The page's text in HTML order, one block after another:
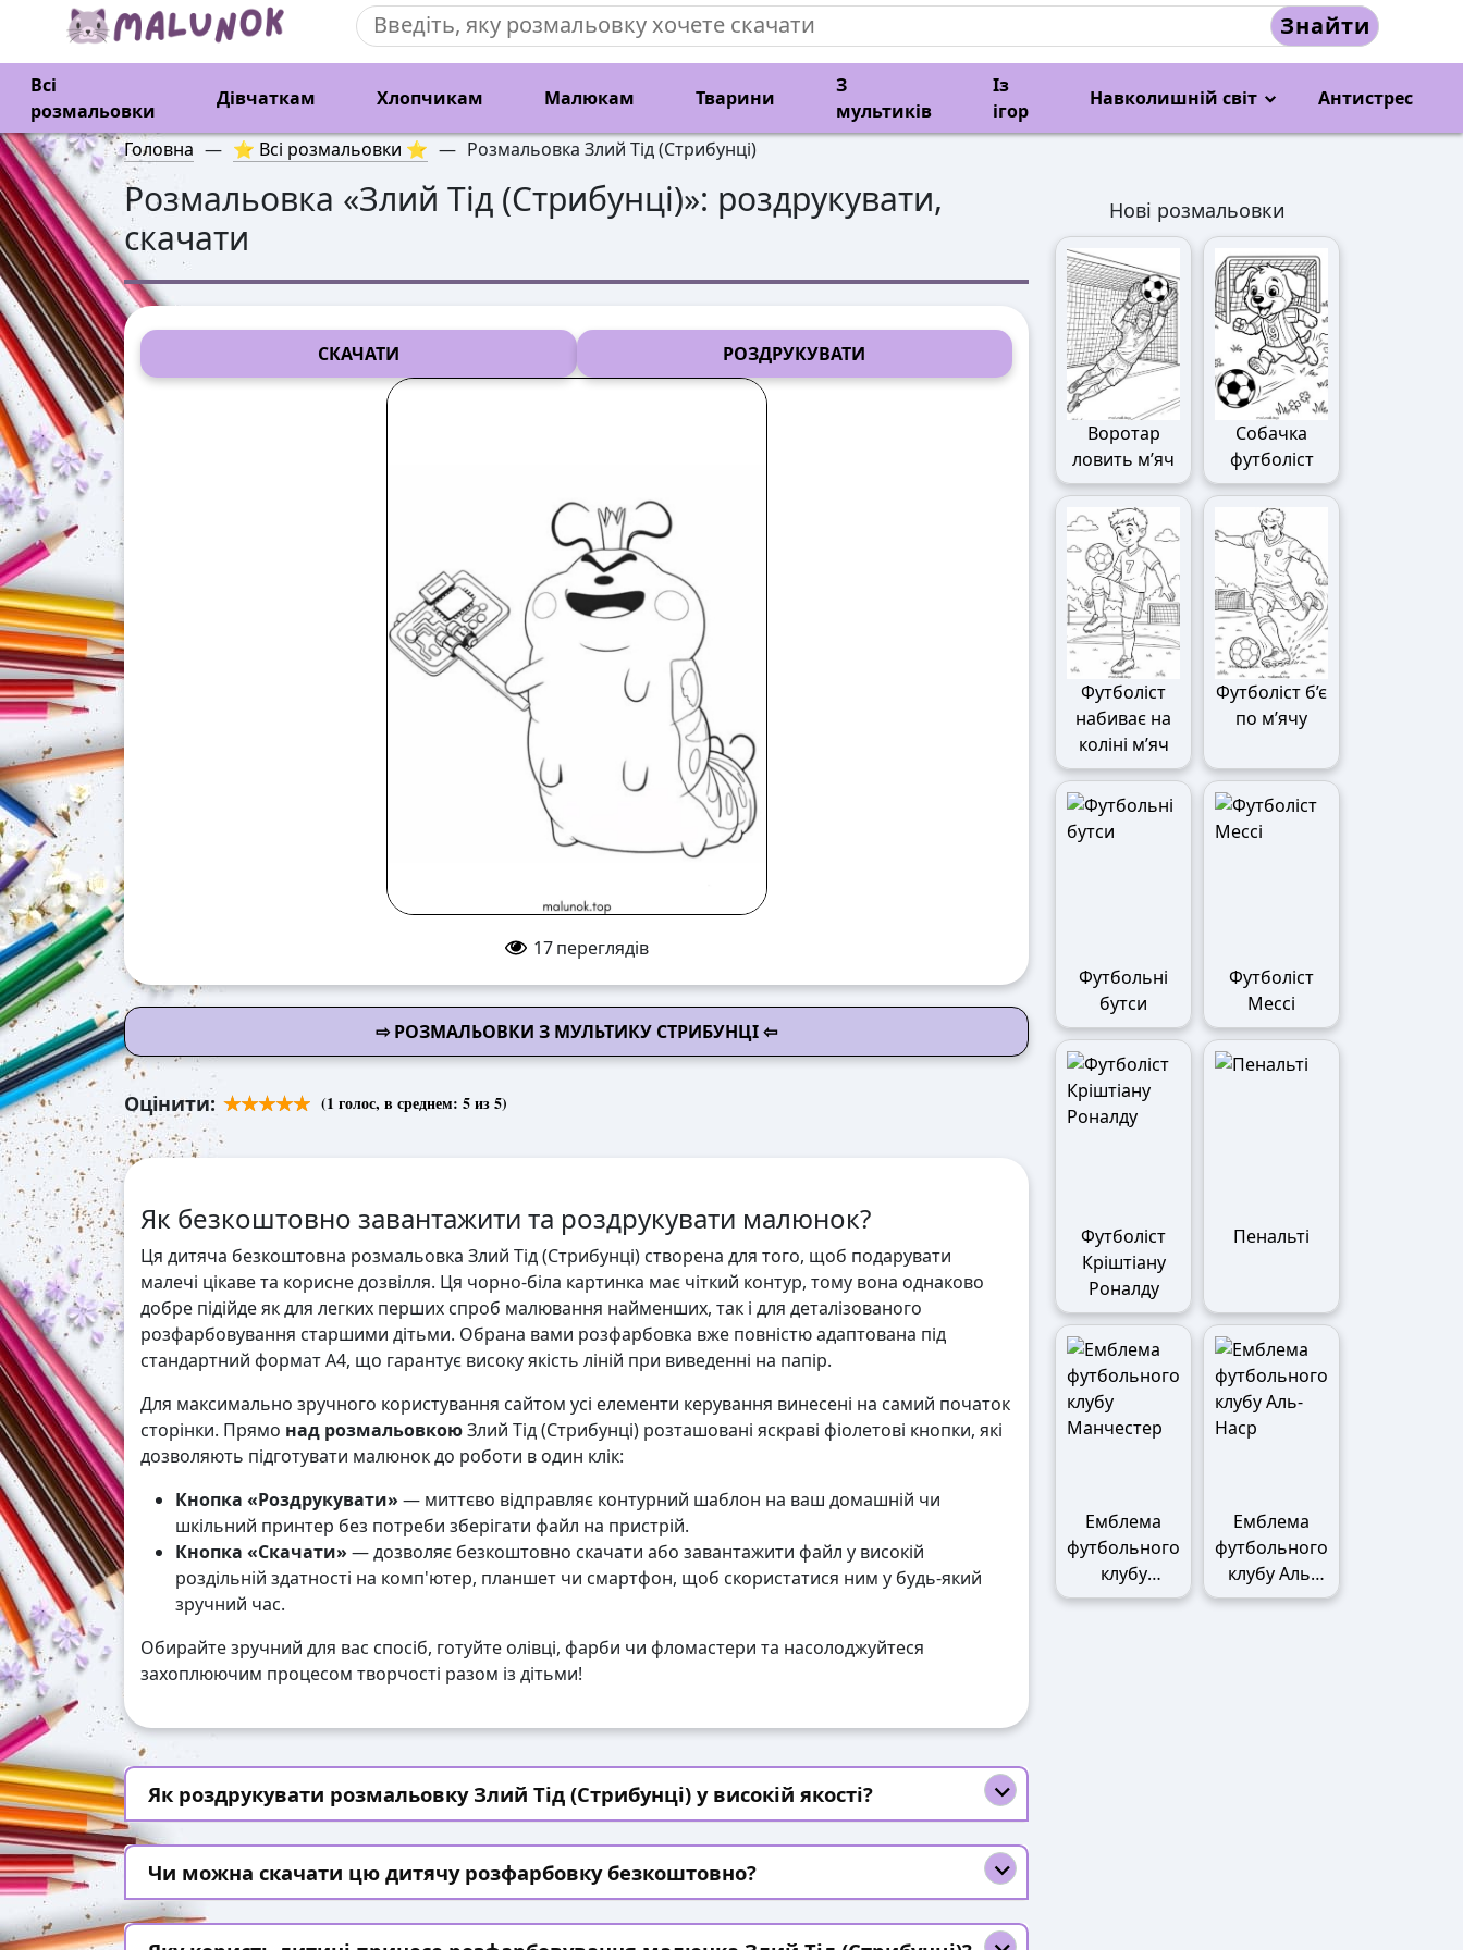
Знайти
Всі
розмальовки
Дівчаткам Хлопчикам Малюкам Тварини
З
мультиків
Із
ігор
Навколишній світ Антистрес
Головна — ⭐ Всі розмальовки ⭐ — Розмальовка Злий Тід (Стрибунці)
Розмальовка «Злий Тід (Стрибунці)»: роздрукувати,
скачати
СКАЧАТИ РОЗДРУКУВАТИ
17 переглядів
⇨ РОЗМАЛЬОВКИ З МУЛЬТИКУ СТРИБУНЦІ ⇦
Оцінити: (1 голос, в среднем: 5из 5)
Як безкоштовно завантажити та роздрукувати малюнок?
Ця дитяча безкоштовна розмальовка Злий Тід (Стрибунці) створена для того, щоб подарувати
малечі цікаве та корисне дозвілля. Ця чорно-біла картинка має чіткий контур, тому вона однаково
добре підійде як для легких перших спроб малювання найменших, так і для деталізованого
розфарбовування старшими дітьми. Обрана вами розфарбовка вже повністю адаптована під
стандартний формат А4, що гарантує високу якість ліній при виведенні на папір.
Для максимально зручного користування сайтом усі елементи керування винесені на самий початок
сторінки. Прямо над розмальовкоюЗлий Тід (Стрибунці) розташовані яскраві фіолетові кнопки, які
дозволяють підготувати малюнок до роботи в один клік:
Кнопка «Роздрукувати» — миттєво відправляє контурний шаблон на ваш домашній чи
шкільний принтер без потреби зберігати файл на пристрій.
Кнопка «Скачати» — дозволяє безкоштовно скачати або завантажити файл у високій
роздільній здатності на комп'ютер, планшет чи смартфон, щоб скористатися ним у будь-який
зручний час.
Обирайте зручний для вас спосіб, готуйте олівці, фарби чи фломастери та насолоджуйтеся
захоплюючим процесом творчості разом із дітьми!
Як роздрукувати розмальовку Злий Тід (Стрибунці) у високій якості?
Чи можна скачати цю дитячу розфарбовку безкоштовно?
Нові розмальовки
Воротар
ловить м’яч
Собачка
футболіст
Футболіст
набиває на
коліні м’яч
Футболіст б’є
по м’ячу
Футбольні
бутси
Футболіст
Мессі
Футболіст
Кріштіану
Роналду
Пенальті
Емблема
футбольного
клубу
Манчестер
Емблема
футбольного
клубу Аль-
Наср